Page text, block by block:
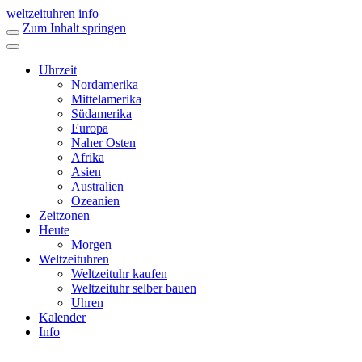
weltzeituhren info
Zum Inhalt springen
Uhrzeit
Nordamerika
Mittelamerika
Südamerika
Europa
Naher Osten
Afrika
Asien
Australien
Ozeanien
Zeitzonen
Heute
Morgen
Weltzeituhren
Weltzeituhr kaufen
Weltzeituhr selber bauen
Uhren
Kalender
Info